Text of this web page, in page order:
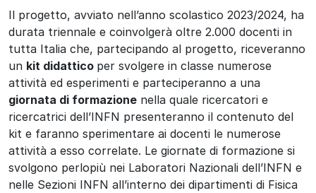
Il progetto, avviato nell’anno scolastico 2023/2024, ha
durata triennale e coinvolgerà oltre 2.000 docenti in
tutta Italia che, partecipando al progetto, riceveranno
un kit didattico per svolgere in classe numerose
attività ed esperimenti e parteciperanno a una
giornata di formazione nella quale ricercatori e
ricercatrici dell’INFN presenteranno il contenuto del
kit e faranno sperimentare ai docenti le numerose
attività a esso correlate. Le giornate di formazione si
svolgono perlopiù nei Laboratori Nazionali dell’INFN e
nelle Sezioni INFN all’interno dei dipartimenti di Fisica